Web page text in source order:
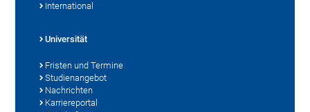
International
Universität
Fristen und Termine
Studienangebot
Nachrichten
Karriereportal